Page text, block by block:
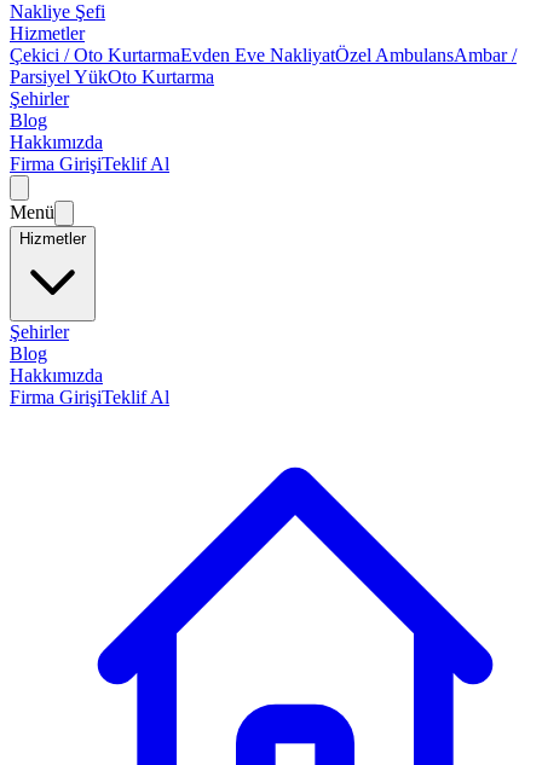
Nakliye Şefi
Hizmetler
Çekici / Oto KurtarmaEvden Eve NakliyatÖzel AmbulansAmbar /
Parsiyel YükOto Kurtarma
Şehirler
Blog
Hakkımızda
Firma GirişiTeklif Al
Menü
Hizmetler
Şehirler
Blog
Hakkımızda
Firma GirişiTeklif Al